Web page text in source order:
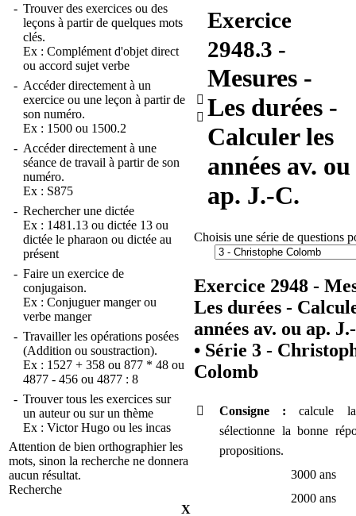
- Trouver des exercices ou des
leçons à partir de quelques mots
clés.
Ex : Complément d'objet direct
ou accord sujet verbe
- Accéder directement à un
exercice ou une leçon à partir de
son numéro.
Ex : 1500 ou 1500.2
- Accéder directement à une
séance de travail à partir de son
numéro.
Ex : S875
- Rechercher une dictée
Ex : 1481.13 ou dictée 13 ou
dictée le pharaon ou dictée au
présent
- Faire un exercice de
conjugaison.
Ex : Conjuguer mangerou
verbe manger
- Travailler les opérations posées
(Addition ou soustraction).
Ex : 1527 + 358 ou 877 * 48 ou
4877 - 456 ou 4877 : 8
- Trouver tous les exercices sur
un auteur ou sur un thème
Ex : Victor Hugo ou les incas
Attention de bien orthographier les
mots, sinon la recherche ne donnera
aucun résultat.
Recherche
X


Exercice
2948.3 -
Mesures -
Les durées -
Calculer les
années av. ou
ap. J.-C.
Choisis une série de questions
Exercice 2948 -
Les durées -
années av. ou ap.
• Série 3 -
Colomb
 Consigne :calcule
sélectionne la bonne
propositions.
3000 ans
2000 ans